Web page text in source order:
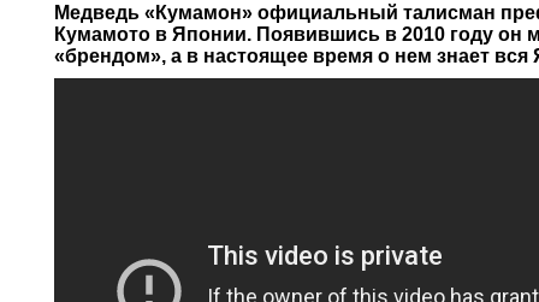
Медведь «Кумамон» официальный талисман
Кумамото в Японии. Появившись в 2010 году он
«брендом», а в настоящее время о нем знает